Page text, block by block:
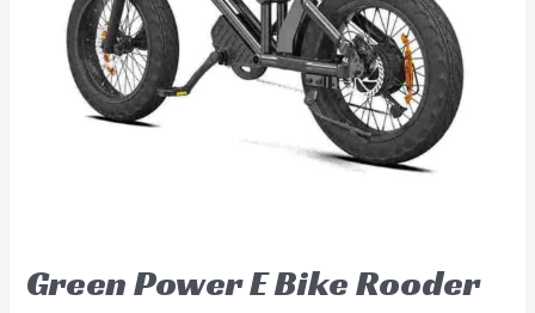
Green Power E Bike Rooder